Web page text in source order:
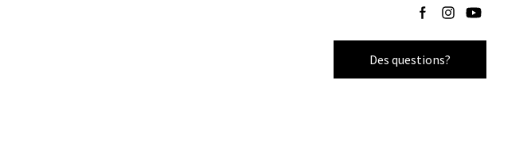
Suivez-nous sur
Suivez-nous sur
Suivez-nous
Des questions?